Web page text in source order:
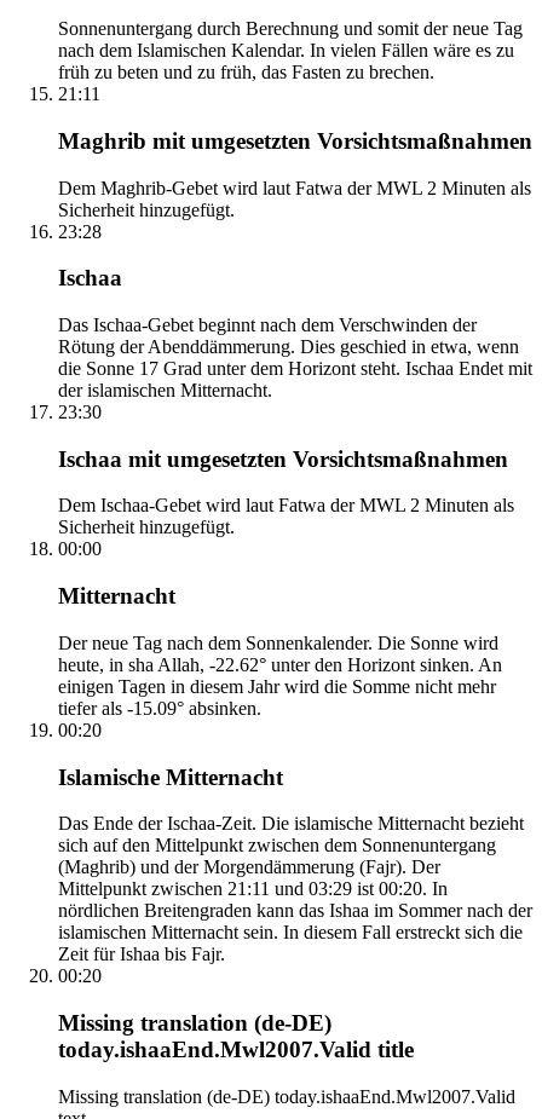
Sonnenuntergang durch Berechnung und somit der neue Tag
nach dem Islamischen Kalendar. In vielen Fällen wäre es zu
früh zu beten und zu früh, das Fasten zu brechen.
21:11
Maghrib mit umgesetzten Vorsichtsmaßnahmen
Dem Maghrib-Gebet wird laut Fatwa der MWL 2 Minuten als
Sicherheit hinzugefügt.
23:28
Ischaa
Das Ischaa-Gebet beginnt nach dem Verschwinden der
Rötung der Abenddämmerung. Dies geschied in etwa, wenn
die Sonne 17 Grad unter dem Horizont steht. Ischaa Endet mit
der islamischen Mitternacht.
23:30
Ischaa mit umgesetzten Vorsichtsmaßnahmen
Dem Ischaa-Gebet wird laut Fatwa der MWL 2 Minuten als
Sicherheit hinzugefügt.
00:00
Mitternacht
Der neue Tag nach dem Sonnenkalender. Die Sonne wird
heute, in sha Allah, -22.62° unter den Horizont sinken. An
einigen Tagen in diesem Jahr wird die Somme nicht mehr
tiefer als -15.09° absinken.
00:20
Islamische Mitternacht
Das Ende der Ischaa-Zeit. Die islamische Mitternacht bezieht
sich auf den Mittelpunkt zwischen dem Sonnenuntergang
(Maghrib) und der Morgendämmerung (Fajr). Der
Mittelpunkt zwischen 21:11 und 03:29 ist 00:20. In
nördlichen Breitengraden kann das Ishaa im Sommer nach der
islamischen Mitternacht sein. In diesem Fall erstreckt sich die
Zeit für Ishaa bis Fajr.
00:20
Missing translation (de-DE)
today.ishaaEnd.Mwl2007.Valid title
Missing translation (de-DE) today.ishaaEnd.Mwl2007.Valid